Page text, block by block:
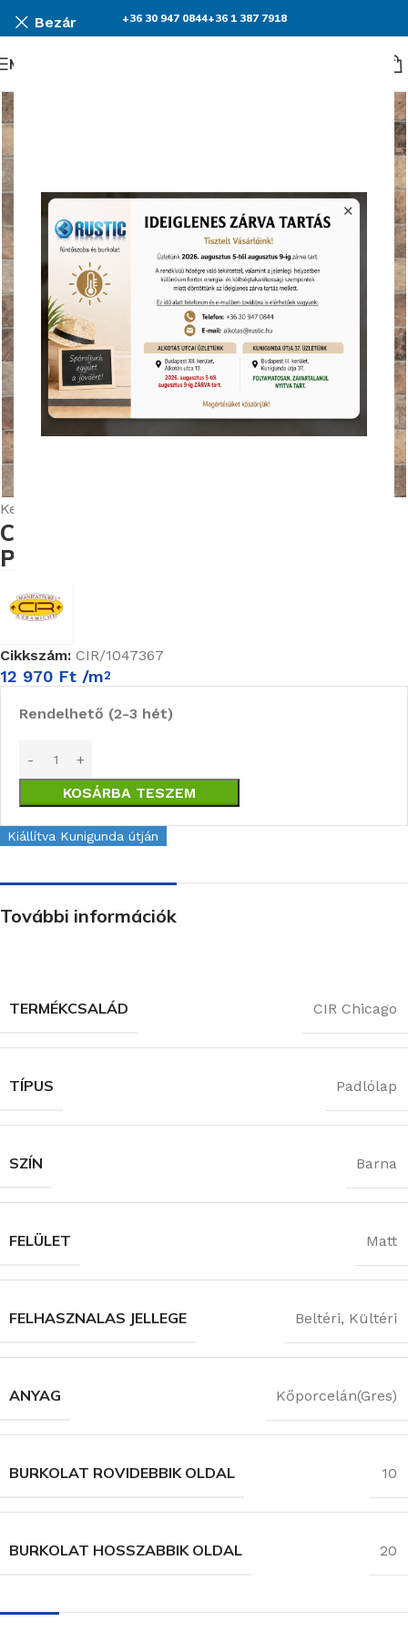
Bezár +36 30 947 0844+36 1 387 7918
Menü
Kezdőlap
Cir Chicago State Street 10X20 cm
Padlólap
Cikkszám: CIR/1047367
12 970 Ft /m2
Rendelhető (2-3 hét)
KOSÁRBA TESZEM
Kiállítva Kunigunda útján
További információk
TERMÉKCSALÁD CIR Chicago
TÍPUS Padlólap
SZÍN Barna
FELÜLET Matt
FELHASZNALAS JELLEGE Beltéri, Kültéri
ANYAG Kőporcelán(Gres)
BURKOLAT ROVIDEBBIK OLDAL 10
BURKOLAT HOSSZABBIK OLDAL 20